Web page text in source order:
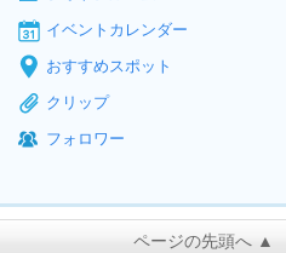
イベントカレンダー
おすすめスポット
クリップ
フォロワー
ページの先頭へ ▲